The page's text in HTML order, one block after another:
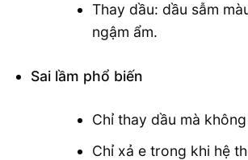
Thay dầu: dầu sẫm
ngậm ẩm.
Sai lầm phổ biến
Chỉ thay dầu mà
Chỉ xả e trong khi hệ